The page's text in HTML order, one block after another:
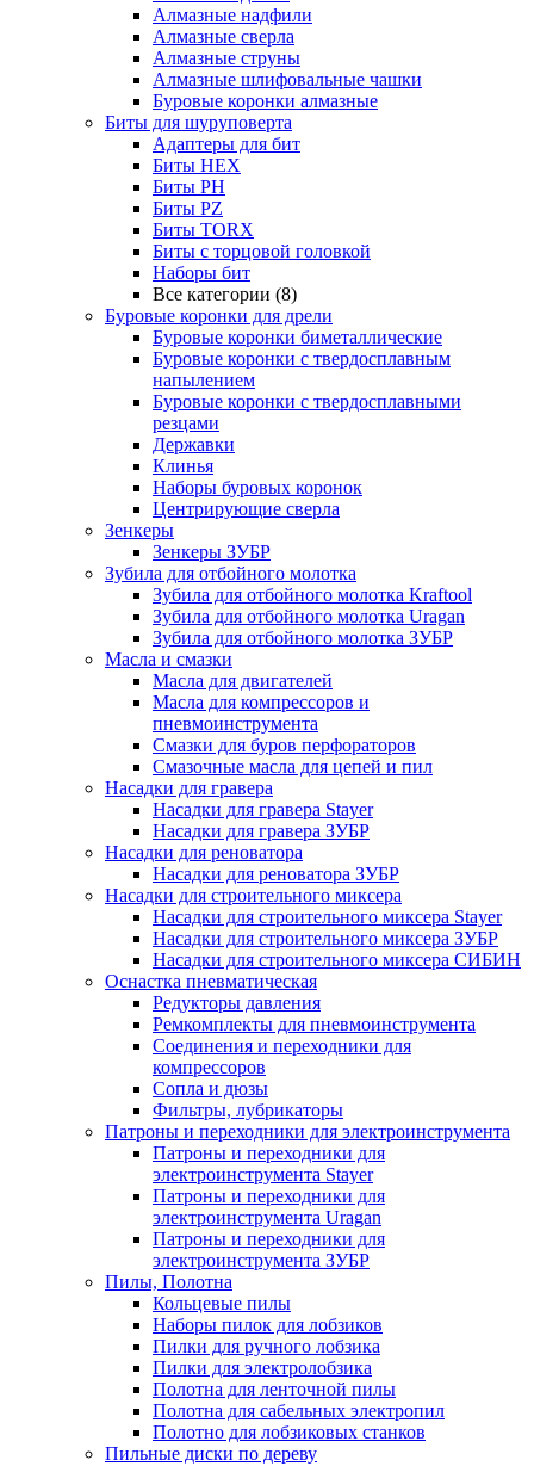
Алмазные надфили
Алмазные сверла
Алмазные струны
Алмазные шлифовальные чашки
Буровые коронки алмазные
Биты для шуруповерта
Адаптеры для бит
Биты HEX
Биты PH
Биты PZ
Биты TORX
Биты с торцовой головкой
Наборы бит
Все категории (8)
Буровые коронки для дрели
Буровые коронки биметаллические
Буровые коронки с твердосплавным
напылением
Буровые коронки с твердосплавными
резцами
Державки
Клинья
Наборы буровых коронок
Центрирующие сверла
Зенкеры
Зенкеры ЗУБР
Зубила для отбойного молотка
Зубила для отбойного молотка Kraftool
Зубила для отбойного молотка Uragan
Зубила для отбойного молотка ЗУБР
Масла и смазки
Масла для двигателей
Масла для компрессоров и
пневмоинструмента
Смазки для буров перфораторов
Смазочные масла для цепей и пил
Насадки для гравера
Насадки для гравера Stayer
Насадки для гравера ЗУБР
Насадки для реноватора
Насадки для реноватора ЗУБР
Насадки для строительного миксера
Насадки для строительного миксера Stayer
Насадки для строительного миксера ЗУБР
Насадки для строительного миксера СИБИН
Оснастка пневматическая
Редукторы давления
Ремкомплекты для пневмоинструмента
Соединения и переходники для
компрессоров
Сопла и дюзы
Фильтры, лубрикаторы
Патроны и переходники для электроинструмента
Патроны и переходники для
электроинструмента Stayer
Патроны и переходники для
электроинструмента Uragan
Патроны и переходники для
электроинструмента ЗУБР
Пилы, Полотна
Кольцевые пилы
Наборы пилок для лобзиков
Пилки для ручного лобзика
Пилки для электролобзика
Полотна для ленточной пилы
Полотна для сабельных электропил
Полотно для лобзиковых станков
Пильные диски по дереву